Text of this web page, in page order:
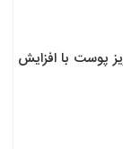
پوست با افزایش